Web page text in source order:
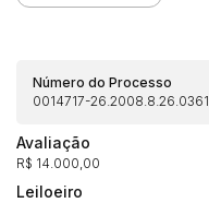
Número do Processo
0014717-26.2008.8.26.0361
Avaliação
R$ 14.000,00
Leiloeiro